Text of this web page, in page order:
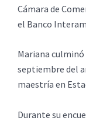
Cámara de
el Banco
Mariana culminó
septiembre del
maestría en
Durante su